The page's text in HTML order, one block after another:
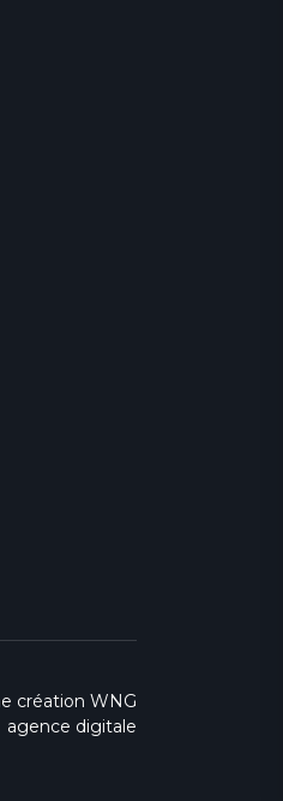
création WNG
agence digitale